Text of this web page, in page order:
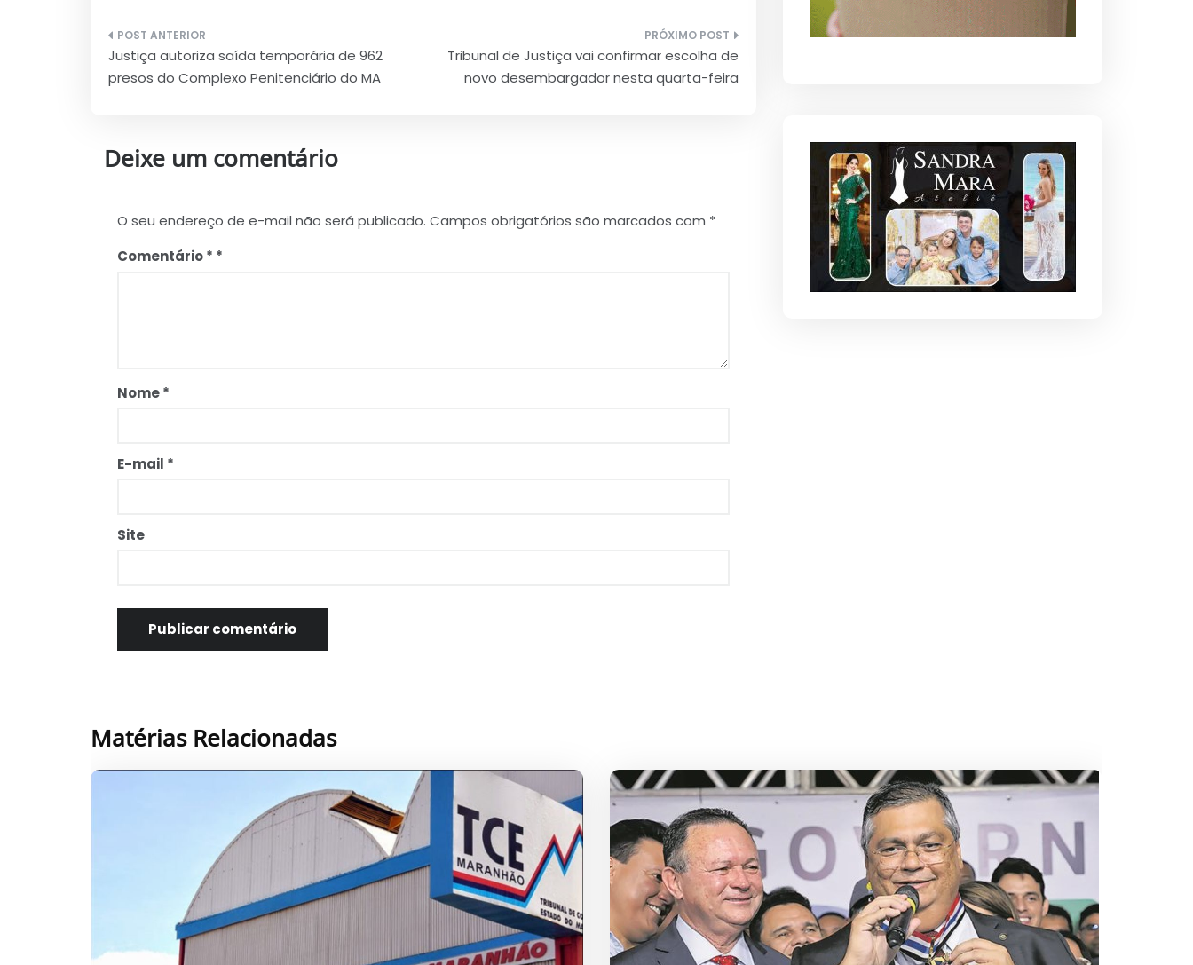
Navegação
de
Justiça autoriza saída temporária de 962
presos do Complexo Penitenciário do MA
Tribunal de Justiça vai confirmar escolha de
novo desembargador nesta quarta-feira
Deixe um comentário
O seu endereço de e-mail não será publicado. Campos obrigatórios são marcados com *
Comentário*
Nome*
E-mail *
Site
Matérias Relacionadas